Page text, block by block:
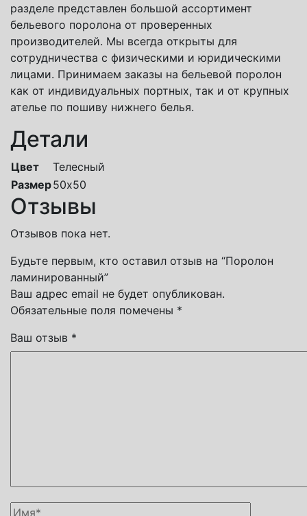
разделе представлен большой ассортимент
бельевого поролона от проверенных
производителей. Мы всегда открыты для
сотрудничества с физическими и юридическими
лицами. Принимаем заказы на бельевой поролон
как от индивидуальных портных, так и от крупных
ателье по пошиву нижнего белья.
Детали
Цвет
Телесный
Размер50х50
Отзывы
Отзывов пока нет.
Будьте первым, кто оставил отзыв на “Поролон
ламинированный”
Ваш адрес email не будет опубликован.
Обязательные поля помечены *
Ваш отзыв *